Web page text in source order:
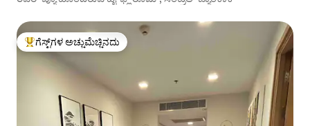
ಗೆಸ್ಟ್‌ಗಳಿಗೆ ಅತಿ ಹೆಚ್ಚು ಅಚ್ಚುಮೆಚ್ಚಿನದು
ಗೆಸ್ಟ್‌ಗಳ ಅಚ್ಚುಮೆಚ್ಚಿನದು